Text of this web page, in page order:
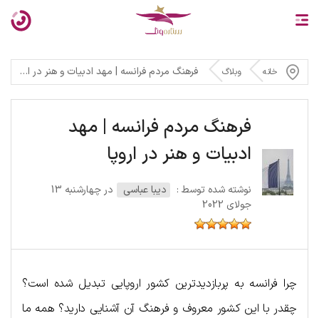
خانه وبلاگ فرهنگ مردم فرانسه | مهد ادبیات و هنر در اروپا
فرهنگ مردم فرانسه | مهد
ادبیات و هنر در اروپا
نوشته شده توسط : دیبا عباسی
در چهارشنبه 13
جولای 2022
چرا فرانسه به پربازدیدترین کشور اروپایی تبدیل شده است؟
چقدر با این کشور معروف و فرهنگ آن آشنایی دارید؟ همه ما